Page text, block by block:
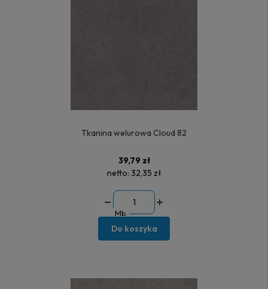
Tkanina welurowa Cloud 82
39,79 zł
netto: 32,35 zł
Mb
Do koszyka